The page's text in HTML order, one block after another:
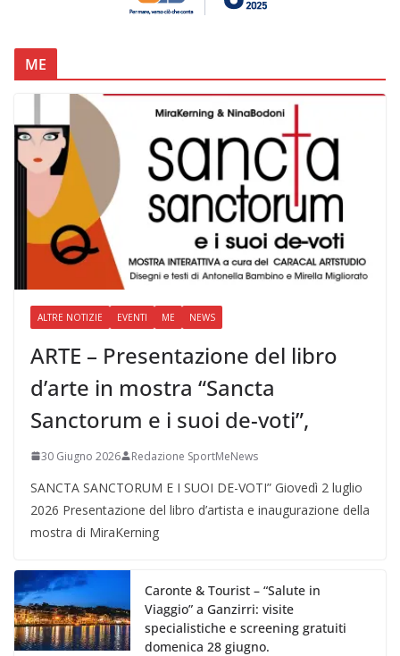
ME
ALTRE NOTIZIE EVENTI ME NEWS
ARTE – Presentazione del libro
d’arte in mostra “Sancta
Sanctorum e i suoi de-voti”,
30 Giugno 2026 Redazione SportMeNews
SANCTA SANCTORUM E I SUOI DE-VOTI” Giovedì 2 luglio
2026 Presentazione del libro d’artista e inaugurazione della
mostra di MiraKerning
Caronte & Tourist – “Salute in
Viaggio” a Ganzirri: visite
specialistiche e screening gratuiti
domenica 28 giugno.